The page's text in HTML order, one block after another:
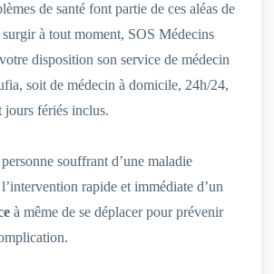
de santé font partie de ces aléas de
à tout moment, SOS Médecins
disposition son service de médecin
soit de médecin à domicile, 24h/24,
jours fériés inclus.
souffrant d’une maladie
rapide et immédiate d’un
à même de se déplacer pour prévenir